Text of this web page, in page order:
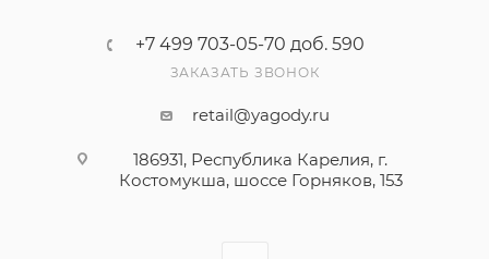
+7 499 703-05-70 доб. 590
ЗАКАЗАТЬ ЗВОНОК
retail@yagody.ru
186931, Республика Карелия, г.
Костомукша, шоссе Горняков, 153